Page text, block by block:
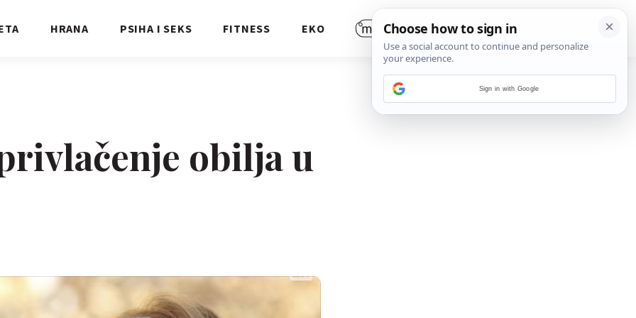
HRANA PSIHA I SEKS FITNESS EKO
obilja u
Sign in with Google